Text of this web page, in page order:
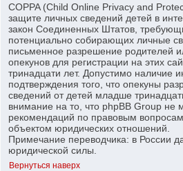
COPPA (Child Online Privacy and
защите личных сведений детей в
закон Соединенных Штатов,
потенциально собирающих личные
письменное разрешение родителей
опекунов для регистрации на этих
тринадцати лет. Допустимо наличие
подтверждения того, что опекуны
сведений от детей младше
внимание на то, что phpBB Group не
рекомендаций по правовым
объектом юридических отношений.
Примечание переводчика: в России
юридической силы.
Вернуться наверх